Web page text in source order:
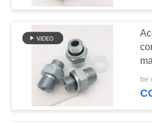
Montaggi di
flessibile di